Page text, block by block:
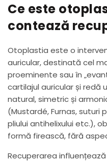
Ce este
contează
Otoplastia este o
auricular, destinată cel
proeminente sau în
cartilajul auricular și redă
natural, simetric și
(Mustardé, Furnas, suturi
pliului antihelixului etc.),
formă firească, fără
Recuperarea